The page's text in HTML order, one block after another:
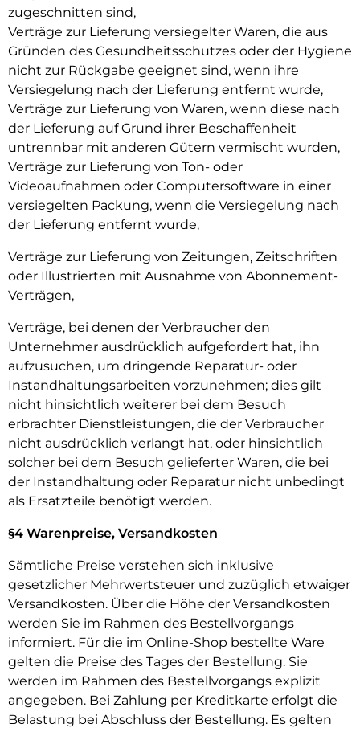
zugeschnitten sind,
Verträge zur Lieferung versiegelter Waren, die aus
Gründen des Gesundheitsschutzes oder der Hygiene
nicht zur Rückgabe geeignet sind, wenn ihre
Versiegelung nach der Lieferung entfernt wurde,
Verträge zur Lieferung von Waren, wenn diese nach
der Lieferung auf Grund ihrer Beschaffenheit
untrennbar mit anderen Gütern vermischt wurden,
Verträge zur Lieferung von Ton- oder
Videoaufnahmen oder Computersoftware in einer
versiegelten Packung, wenn die Versiegelung nach
der Lieferung entfernt wurde,
Verträge zur Lieferung von Zeitungen, Zeitschriften
oder Illustrierten mit Ausnahme von Abonnement-
Verträgen,
Verträge, bei denen der Verbraucher den
Unternehmer ausdrücklich aufgefordert hat, ihn
aufzusuchen, um dringende Reparatur- oder
Instandhaltungsarbeiten vorzunehmen; dies gilt
nicht hinsichtlich weiterer bei dem Besuch
erbrachter Dienstleistungen, die der Verbraucher
nicht ausdrücklich verlangt hat, oder hinsichtlich
solcher bei dem Besuch gelieferter Waren, die bei
der Instandhaltung oder Reparatur nicht unbedingt
als Ersatzteile benötigt werden.
§4 Warenpreise, Versandkosten
Sämtliche Preise verstehen sich inklusive
gesetzlicher Mehrwertsteuer und zuzüglich etwaiger
Versandkosten. Über die Höhe der Versandkosten
werden Sie im Rahmen des Bestellvorgangs
informiert. Für die im Online-Shop bestellte Ware
gelten die Preise des Tages der Bestellung. Sie
werden im Rahmen des Bestellvorgangs explizit
angegeben. Bei Zahlung per Kreditkarte erfolgt die
Belastung bei Abschluss der Bestellung. Es gelten